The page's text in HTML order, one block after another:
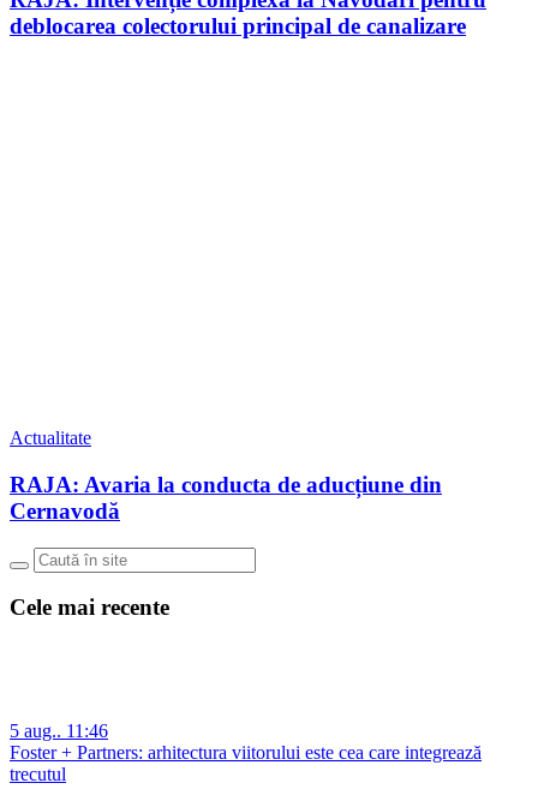
deblocarea colectorului principal de canalizare
Actualitate
RAJA: Avaria la conducta de aducțiune din
Cernavodă
Cele mai recente
5 aug.. 11:46
Foster + Partners: arhitectura viitorului este cea care integrează
trecutul